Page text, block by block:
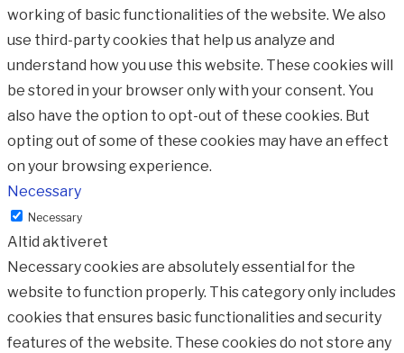
working of basic functionalities of the website. We also
use third-party cookies that help us analyze and
understand how you use this website. These cookies will
be stored in your browser only with your consent. You
also have the option to opt-out of these cookies. But
opting out of some of these cookies may have an effect
on your browsing experience.
Necessary
Necessary
Altid aktiveret
Necessary cookies are absolutely essential for the
website to function properly. This category only includes
cookies that ensures basic functionalities and security
features of the website. These cookies do not store any